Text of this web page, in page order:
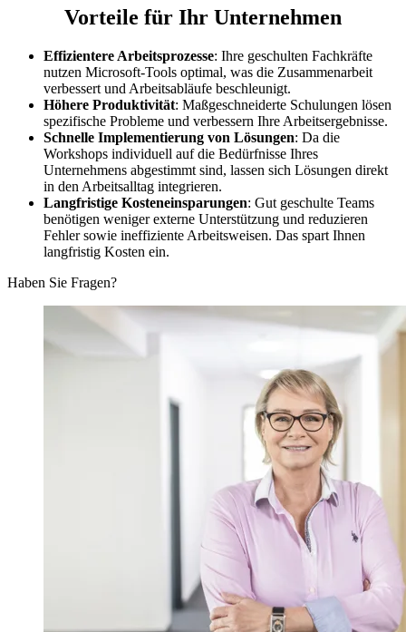
Vorteile für Ihr Unternehmen
Effizientere Arbeitsprozesse: Ihre geschulten Fachkräfte
nutzen Microsoft-Tools optimal, was die Zusammenarbeit
verbessert und Arbeitsabläufe beschleunigt.
Höhere Produktivität: Maßgeschneiderte Schulungen lösen
spezifische Probleme und verbessern Ihre Arbeitsergebnisse.
Schnelle Implementierung von Lösungen: Da die
Workshops individuell auf die Bedürfnisse Ihres
Unternehmens abgestimmt sind, lassen sich Lösungen direkt
in den Arbeitsalltag integrieren.
Langfristige Kosteneinsparungen: Gut geschulte Teams
benötigen weniger externe Unterstützung und reduzieren
Fehler sowie ineffiziente Arbeitsweisen. Das spart Ihnen
langfristig Kosten ein.
Haben Sie Fragen?